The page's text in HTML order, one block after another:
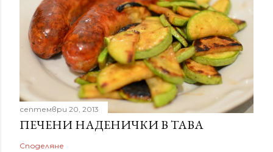
септември 20, 2013
ПЕЧЕНИ НАДЕНИЧКИ В ТАВА
Споделяне